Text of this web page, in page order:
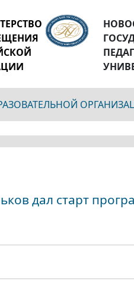
дал старт